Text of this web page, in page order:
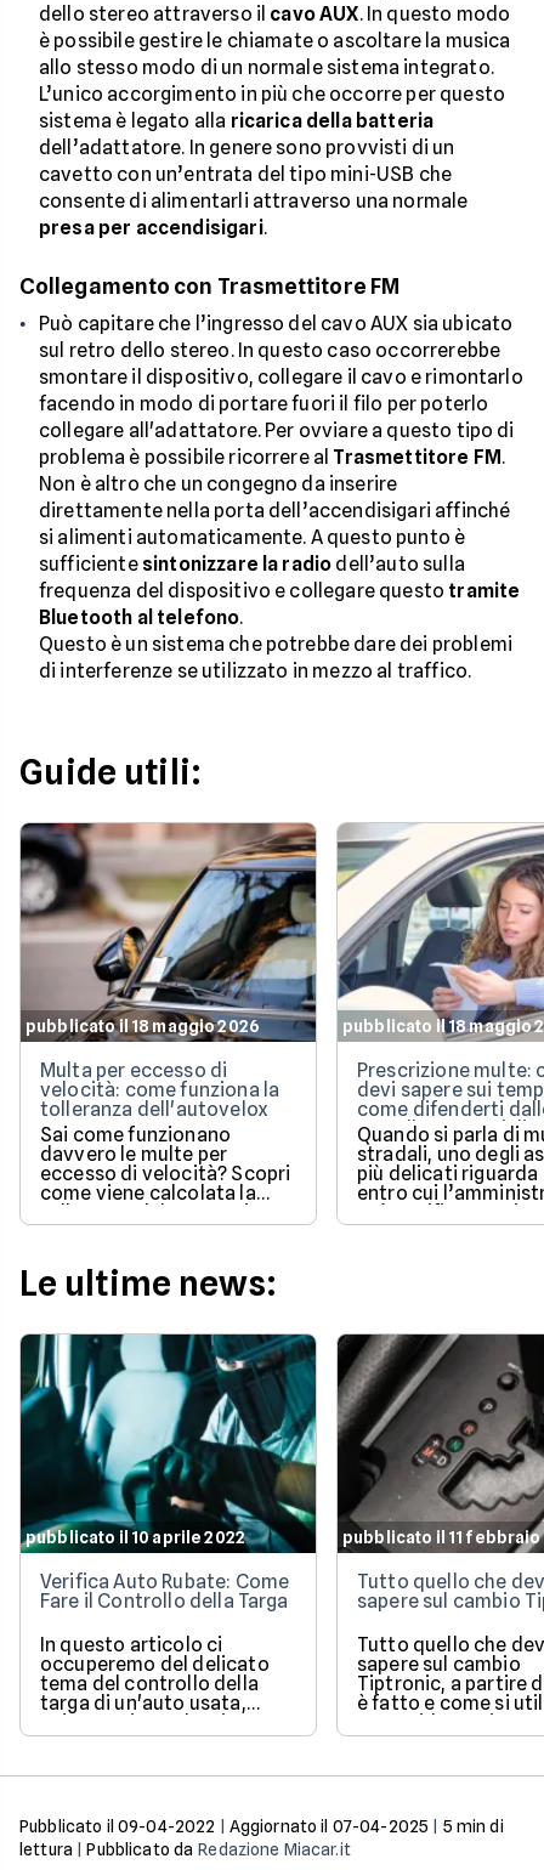
dello stereo attraverso il cavo AUX. In questo modo
è possibile gestire le chiamate o ascoltare la musica
allo stesso modo di un normale sistema integrato.
L’unico accorgimento in più che occorre per questo
sistema è legato alla ricarica della batteria
dell’adattatore. In genere sono provvisti di un
cavetto con un’entrata del tipo mini-USB che
consente di alimentarli attraverso una normale
presa per accendisigari.
Collegamento con Trasmettitore FM
Può capitare che l’ingresso del cavo AUX sia ubicato
sul retro dello stereo. In questo caso occorrerebbe
smontare il dispositivo, collegare il cavo e rimontarlo
facendo in modo di portare fuori il filo per poterlo
collegare all'adattatore. Per ovviare a questo tipo di
problema è possibile ricorrere al Trasmettitore FM.
Non è altro che un congegno da inserire
direttamente nella porta dell’accendisigari affinché
si alimenti automaticamente. A questo punto è
sufficiente sintonizzare la radio dell’auto sulla
frequenza del dispositivo e collegare questo tramite
Bluetooth al telefono.
Questo è un sistema che potrebbe dare dei problemi
di interferenze se utilizzato in mezzo al traffico.
Guide utili:
pubblicato il 18 maggio 2026
Multa per eccesso di
velocità: come funziona la
tolleranza dell'autovelox
Sai come funzionano
davvero le multe per
eccesso di velocità? Scopri
come viene calcolata la
tolleranza del 5% prevista
dalla legge e quali sono le
2026 per evitare brutte
sorprese alla guida.
pubblicato il 18 maggio
Prescrizione multe:
devi sapere sui
come difenderti
cartelle esattoriali
Quando si parla di
stradali, uno degli
più delicati riguarda
entro cui
può notificare o
un pagamento.
Le ultime news:
pubblicato il 10 aprile 2022
Verifica Auto Rubate: Come
Fare il Controllo della Targa
In questo articolo ci
occuperemo del delicato
tema del controllo della
targa di un'auto usata,
un'operazione che si
effettua quando si ha il
sia stata rubata. Ne
procedura e attendibilità.
pubblicato il 11 febbraio
Tutto quello che
sapere sul cambio
Tutto quello che
sapere sul cambio
Tiptronic, a partire
è fatto e come si
Una guida pratica e
semplice di un
Pubblicato il 09-04-2022 Aggiornato il 07-04-2025 5 min di
lettura |Pubblicato da Redazione Miacar.it